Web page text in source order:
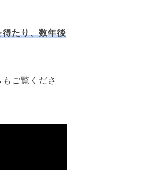
たり、数年後
ご覧くださ